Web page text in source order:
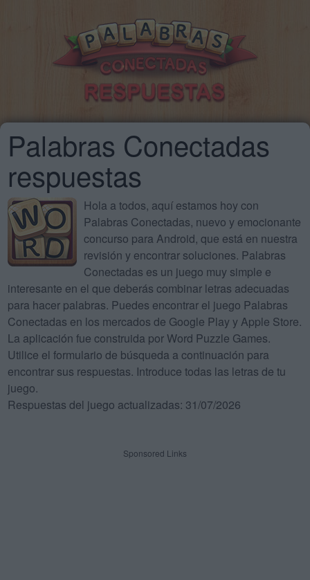
Palabras Conectadas
respuestas
Hola a todos, aquí estamos hoy con
Palabras Conectadas, nuevo y emocionante
concurso para Android, que está en nuestra
revisión y encontrar soluciones. Palabras
Conectadas es un juego muy simple e
interesante en el que deberás combinar letras adecuadas
para hacer palabras. Puedes encontrar el juego Palabras
Conectadas en los mercados de Google Play y Apple Store.
La aplicación fue construida por Word Puzzle Games.
Utilice el formulario de búsqueda a continuación para
encontrar sus respuestas. Introduce todas las letras de tu
juego.
Respuestas del juego actualizadas: 31/07/2026
Sponsored Links